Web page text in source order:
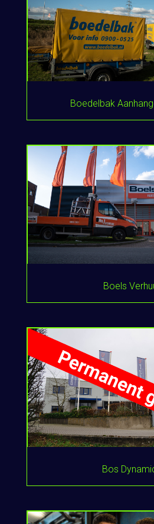
Boedelbak
Boels
Bos